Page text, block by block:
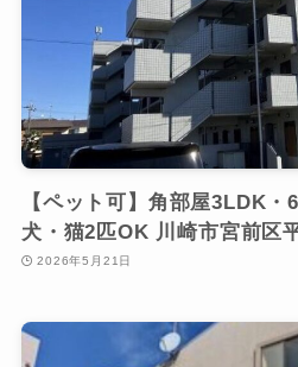
【ペット可】角部屋3LDK
犬・猫2匹OK 川崎市宮前区
2026年5月21日